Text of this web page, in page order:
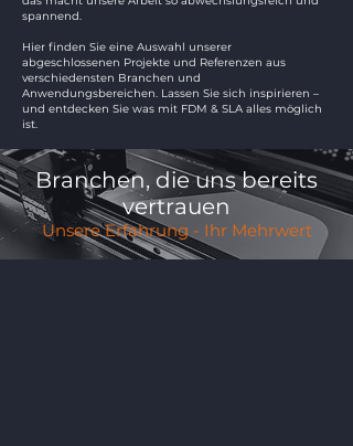
spannend.
Hier finden Sie eine Auswahl unserer
abgeschlossenen Projekte und Referenzen aus
verschiedensten Branchen und
Anwendungsbereichen. Lassen Sie sich inspirieren –
und entdecken Sie was mit FDM & SLA alles möglich
ist.
Branchen, die uns bereits
vertrauen
Unsere Erfahrung - Ihr Mehrwert